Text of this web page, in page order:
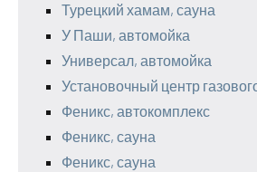
Турецкий хамам, сауна
У Паши, автомойка
Универсал, автомойка
Установочный центр
Феникс, автокомплекс
Феникс, сауна
Феникс, сауна